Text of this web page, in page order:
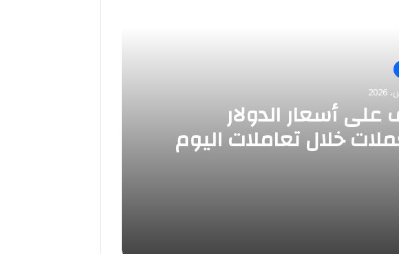
على أسعار الدولار
خلال تعاملات اليوم